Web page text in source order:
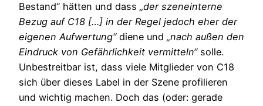
Bestand“ hätten und dass „der szeneinterne
Bezug auf C18 […] in der Regel jedoch eher der
eigenen Aufwertung“diene und „nach außen den
Eindruck von Gefährlichkeit vermitteln“solle.
Unbestreitbar ist, dass viele Mitglieder von C18
sich über dieses Label in der Szene profilieren
und wichtig machen. Doch das (oder: gerade